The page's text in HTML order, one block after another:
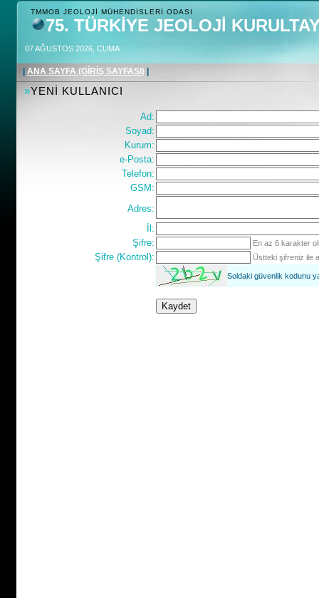
TMMOB JEOLOJİ MÜHENDİSLERİ ODASI
75. TÜRKİYE JEOLOJİ
07 AĞUSTOS 2026, CUMA
ANA SAYFA (GİRİŞ SAYFASI)
»YENİ KULLANICI
Ad:
Soyad:
Kurum:
e-Posta:
Telefon:
GSM:
Adres:
İl:
Şifre:
En az 6 karakter
Şifre (Kontrol): Üstteki şifreniz ile
Soldaki güvenlik kodunu